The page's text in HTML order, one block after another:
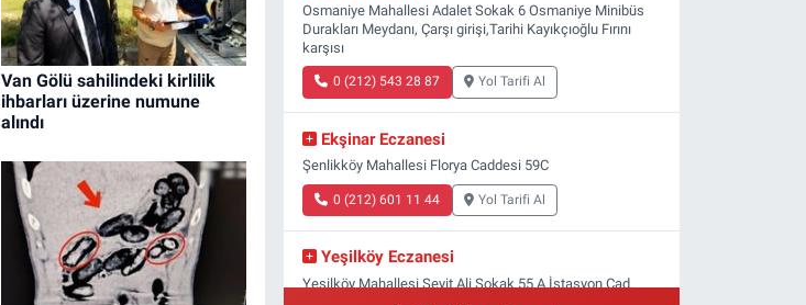
Van Gölü sahilindeki kirlilik
ihbarları üzerine numune
alındı
Osmaniye Mahallesi Adalet Sokak 6 Osmaniye Minibüs
Durakları Meydanı, Çarşı girişi,Tarihi Kayıkçıoğlu Fırını
karşısı
0 (212) 543 28 87 Yol Tarifi Al
Ekşinar Eczanesi
Şenlikköy Mahallesi Florya Caddesi 59C
0 (212) 601 11 44 Yol Tarifi Al
Yeşilköy Eczanesi
Yeşilköy Mahallesi Seyit Ali Sokak 55 A İstasyon Cad.